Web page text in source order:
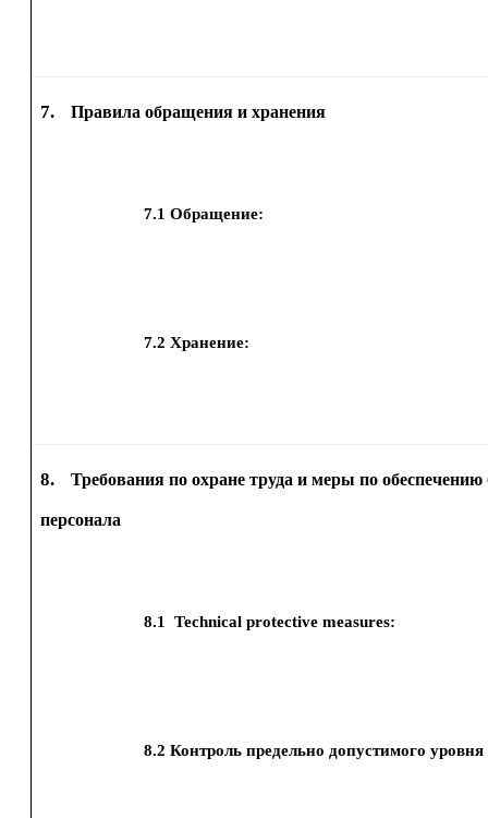
7. Правила обращения и хранения
7.1 Обращение:
7.2 Хранение:
8. Требования по охране труда и меры по обеспечению
персонала
8.1 Technical protective measures:
8.2 Контроль предельно допустимого уровня